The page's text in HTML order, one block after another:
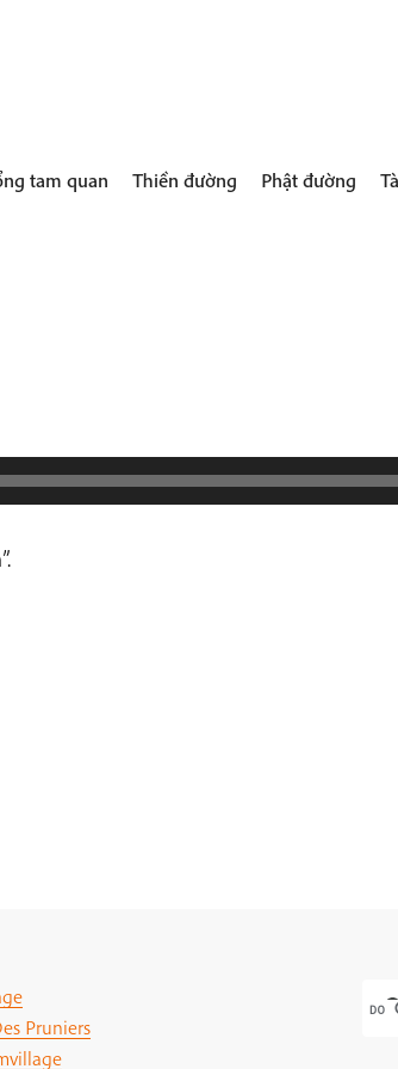
tam quan Thiền đường Phật đường
Pruniers